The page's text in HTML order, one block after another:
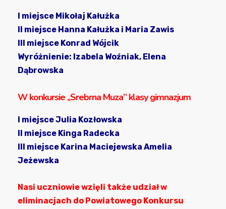
I miejsce Mikołaj Kałużka
II miejsce Hanna Kałużka i Maria Zawis
III miejsce Konrad Wójcik
Wyróżnienie: Izabela Woźniak, Elena
Dąbrowska
W konkursie ,,Srebrna Muza” klasy gimnazjum
I miejsce Julia Kozłowska
II miejsce Kinga Radecka
III miejsce Karina Maciejewska Amelia
Jeżewska
Nasi uczniowie wzięli także udział w
eliminacjach do Powiatowego Konkursu